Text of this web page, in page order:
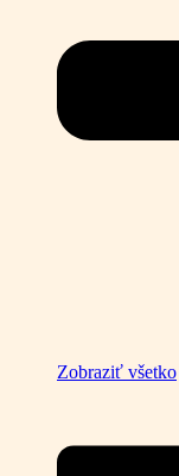
Zobraziť všetko